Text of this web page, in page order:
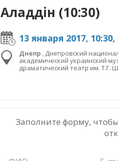
Аладдін (10:30)
13 января 2017,
Днепр , Днепровский
академический украинский
драматический театр им. Т.Г.
Заполните форму,